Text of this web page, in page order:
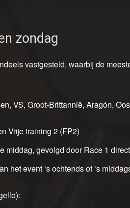
zondag
vastgesteld, waarbij de
VS, Groot-Brittannië, Aragón,
Vrije training 2 (FP2)
middag, gevolgd door Race 1
het event ‘s ochtends of ‘s